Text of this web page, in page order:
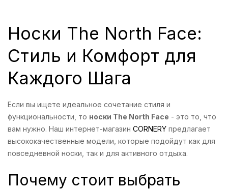
Носки The North Face:
Стиль и Комфорт для
Каждого Шага
Если вы ищете идеальное сочетание стиля и
функциональности, то носки The North Face - это то, что
вам нужно. Наш интернет-магазин CORNERY предлагает
высококачественные модели, которые подойдут как для
повседневной носки, так и для активного отдыха.
Почему стоит выбрать